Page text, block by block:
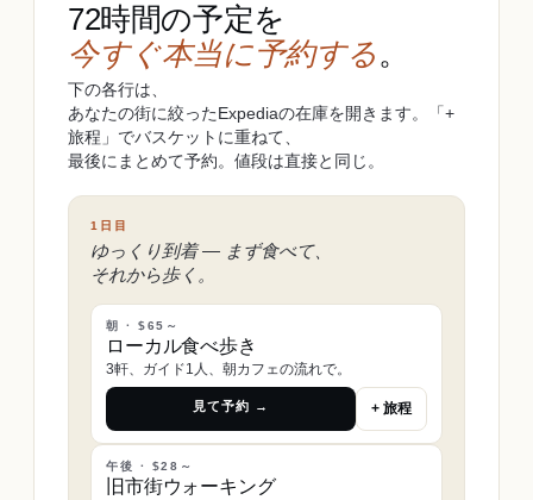
72時間の予定を
今すぐ本当に予約する。
下の各行は、
あなたの街に絞ったExpediaの在庫を開きます。「+
旅程」でバスケットに重ねて、
最後にまとめて予約。値段は直接と同じ。
1日目
ゆっくり到着 ― まず食べて、
それから歩く。
朝 · $65～
ローカル食べ歩き
3軒、ガイド1人、朝カフェの流れで。
見て予約 → + 旅程
午後 · $28～
旧市街ウォーキング